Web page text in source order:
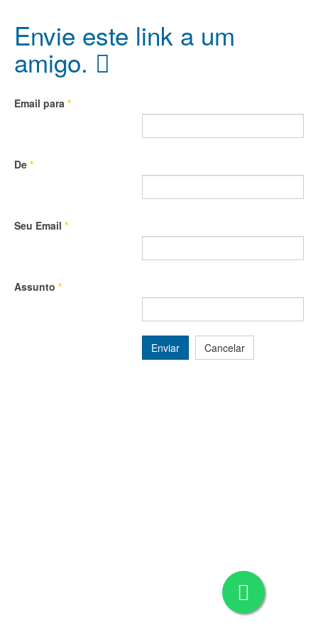
Envie este link a um
amigo.
Email para *
De *
Seu Email *
Assunto *
Enviar Cancelar